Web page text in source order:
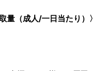
量（成人/一日当たり）〉